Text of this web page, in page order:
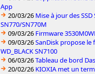
App
20/03/26 Mise à jour des
SN770/SN770M
09/03/26 Firmware
09/03/26SanDisk propose le
WD_BLACK SN7100
06/03/26Tableau de bord
20/02/26 KIOXIA met un